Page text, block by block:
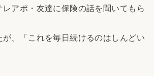
アポ・友達に保険の話を聞いてもら
、「これを毎日続けるのはしんどい